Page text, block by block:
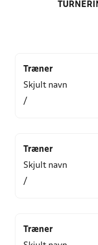
Træner
Skjult navn
/
Træner
Skjult navn
/
Træner